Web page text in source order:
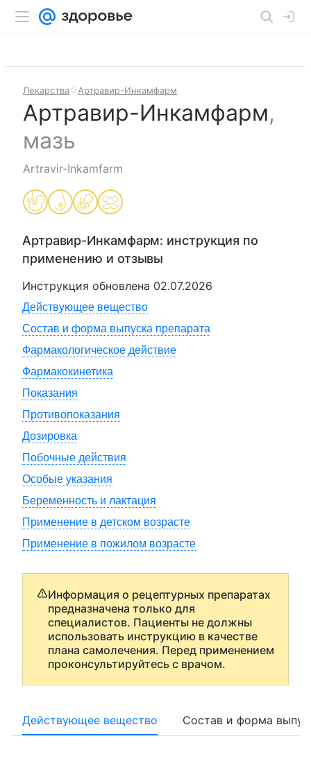
Лекарства Артравир-Инкамфарм
Артравир-Инкамфарм,
мазь
Artravir-Inkamfarm
Артравир-Инкамфарм: инструкция по
применению и отзывы
Инструкция обновлена 02.07.2026
Действующее вещество
Состав и форма выпуска препарата
Фармакологическое действие
Фармакокинетика
Показания
Противопоказания
Дозировка
Побочные действия
Особые указания
Беременность и лактация
Применение в детском возрасте
Применение в пожилом возрасте
Информация о рецептурных препаратах
предназначена только для
специалистов. Пациенты не должны
использовать инструкцию в качестве
плана самолечения. Перед применением
проконсультируйтесь с врачом.
Действующее вещество Состав и форма